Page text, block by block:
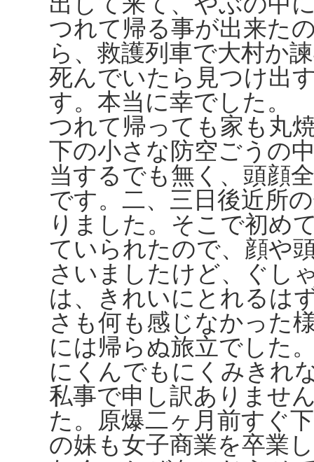
つれて帰る事が出来た
ら、救護列車で大村か
死んでいたら見つけ出
す。本当に幸でした。
つれて帰っても家も丸
下の小さな防空ごうの
当するでも無く、頭顔
です。二、三日後近所
りました。そこで初め
ていられたので、顔や
さいましたけど、ぐし
は、きれいにとれるは
さも何も感じなかった
には帰らぬ旅立でした
にくんでもにくみきれ
私事で申し訳ありませ
た。原爆二ヶ月前すぐ
の妹も女子商業を卒業